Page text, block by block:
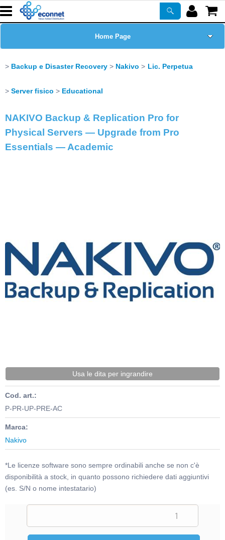
Home Page
Prodotti
Corsi
ASSISTENZA
Backup e Disaster Recovery Nakivo Lic. Perpetua
Server fisico Educational
NAKIVO Backup & Replication Pro for
Physical Servers — Upgrade from Pro
Essentials — Academic
Usa le dita per ingrandire
Cod. art.:
P-PR-UP-PRE-AC
Marca:
Nakivo
*Le licenze software sono sempre ordinabili anche se non c'è
disponibilità a stock, in quanto possono richiedere dati aggiuntivi
(es. S/N o nome intestatario)